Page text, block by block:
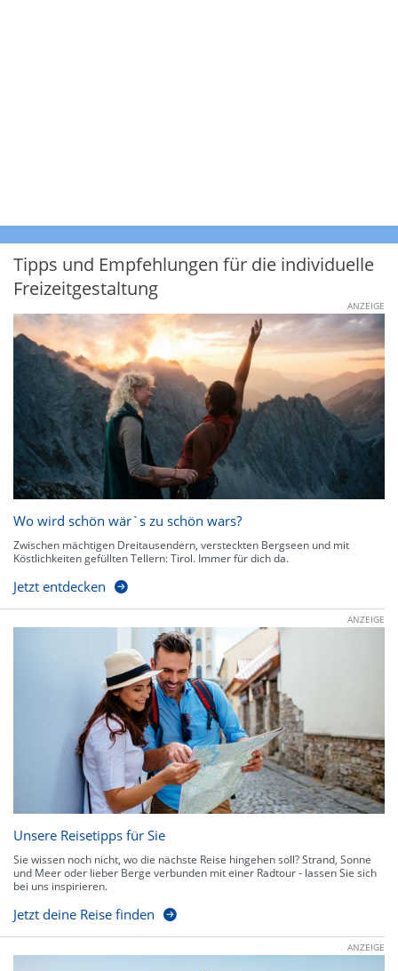
Tipps und Empfehlungen für die individuelle
Freizeitgestaltung
ANZEIGE
Wo wird schön wär`s zu schön wars?
Zwischen mächtigen Dreitausendern, versteckten Bergseen und mit
Köstlichkeiten gefüllten Tellern: Tirol. Immer für dich da.
Jetzt entdecken
ANZEIGE
Unsere Reisetipps für Sie
Sie wissen noch nicht, wo die nächste Reise hingehen soll? Strand, Sonne
und Meer oder lieber Berge verbunden mit einer Radtour - lassen Sie sich
bei uns inspirieren.
Jetzt deine Reise finden
ANZEIGE